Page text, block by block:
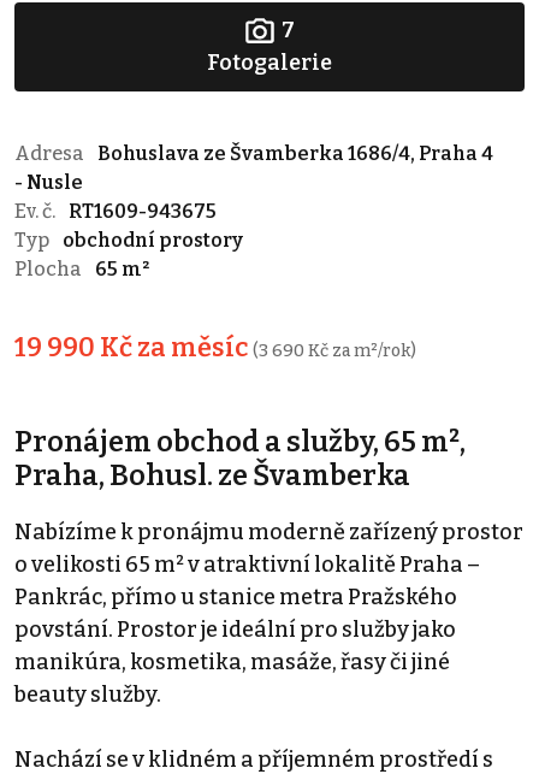
7
Fotogalerie
Adresa
Bohuslava ze Švamberka 1686/4, Praha 4
- Nusle
Ev. č.
RT1609-943675
Typ
obchodní prostory
Plocha
65 m²
19 990 Kč za měsíc (3 690 Kč za m²/rok)
Pronájem obchod a služby, 65 m²,
Praha, Bohusl. ze Švamberka
Nabízíme k pronájmu moderně zařízený prostor
o velikosti 65 m² v atraktivní lokalitě Praha –
Pankrác, přímo u stanice metra Pražského
povstání. Prostor je ideální pro služby jako
manikúra, kosmetika, masáže, řasy či jiné
beauty služby.
Nachází se v klidném a příjemném prostředí s